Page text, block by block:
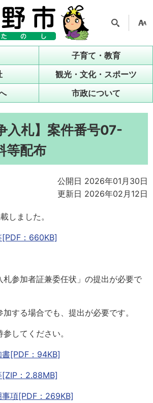
ル
子育て・教育
観光・文化・スポーツ
市政について
入札】案件番号07-
配布
公開日 2026年01月30日
更新日 2026年02月12日
しました。
：660KB]
札参加者証兼委任状」の提出が必要で
する場合でも、提出が必要です。
してください。
[PDF：94KB]
：2.88MB]
項[PDF：269KB]